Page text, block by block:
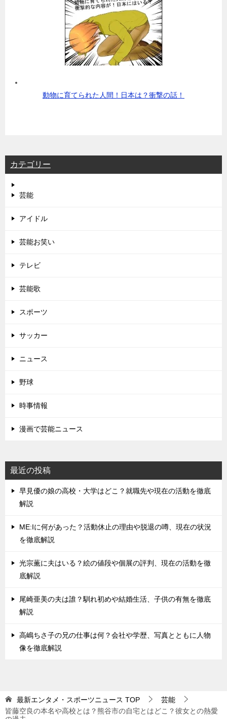
動物に育てられた人間！日本は？衝撃の話！
カテゴリー
芸能
アイドル
芸能お笑い
テレビ
芸能歌
スポーツ
サッカー
ニュース
野球
時事情報
漫画で芸能ニュース
最近の投稿
早見優の娘の高校・大学はどこ？就職先や現在の活動を徹底
解説
ME:Iに何があった？活動休止の理由や脱退の噂、現在の状況
を徹底解説
光宗薫に夫はいる？絵の値段や個展の評判、現在の活動を徹
底解説
尾崎亜美の夫は誰？馴れ初めや結婚生活、子供の有無を徹底
解説
高嶋ちさ子の兄の仕事は何？会社や学歴、写真とともに人物
像を徹底解説
最新エンタメ・スポーツニュース TOP
芸能
皆藤空良の本名や高校とは？熊谷市の自宅とはどこ？彼女との熱愛